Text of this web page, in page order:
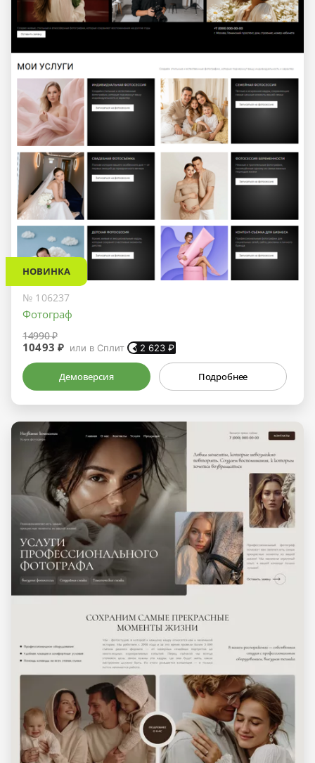
НОВИНКА
№ 106237
Фотограф
14990 ₽
10493 ₽ или в Сплит 2 623 ₽
Демоверсия Подробнее